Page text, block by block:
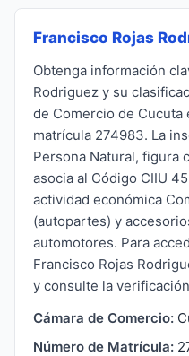
Francisco Rojas
Obtenga información
Rodriguez y su
de Comercio de
matrícula 274983. La
Persona Natural, figura
asocia al Código CIIU
actividad económica
(autopartes) y
automotores. Para
Francisco Rojas
y consulte la
Cámara de Comercio:
Número de Matrícula: